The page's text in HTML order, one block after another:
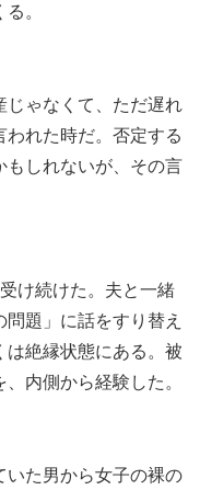
。
じゃなくて、ただ遅れ
れた時だ。否定する
もしれないが、その言
け続けた。夫と一緒
題」に話をすり替え
は絶縁状態にある。被
内側から経験した。
いた男から女子の裸の